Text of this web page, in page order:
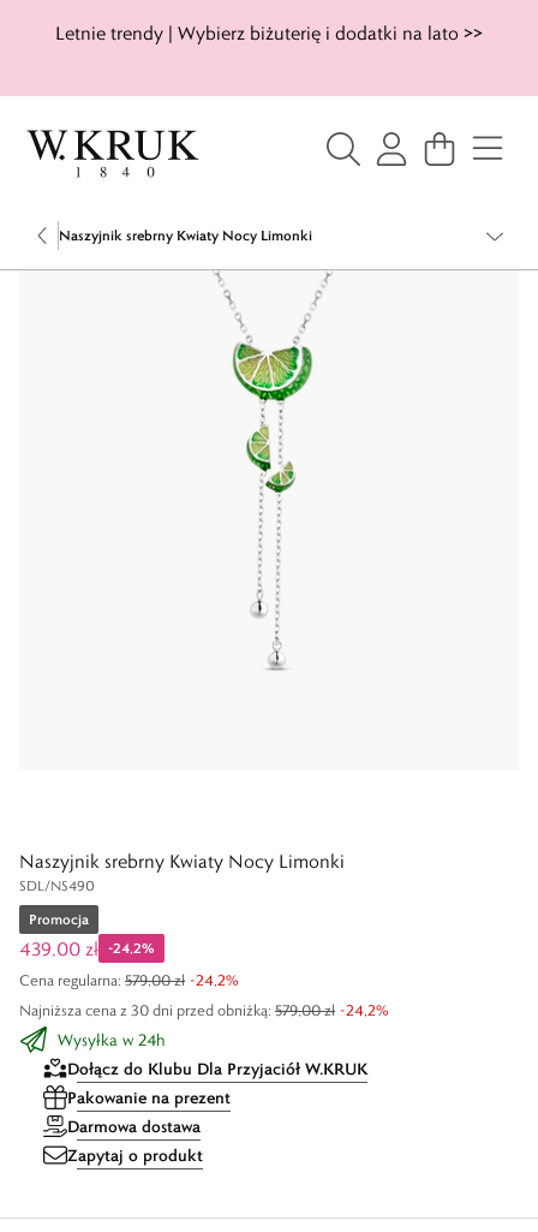
Letnie trendy | Wybierz biżuterię i dodatki na lato >>
Naszyjnik srebrny Kwiaty Nocy Limonki
Naszyjnik srebrny Kwiaty Nocy Limonki
SDL/NS490
Promocja
439,00 zł -24,2%
Najniższa cena z 30 dni przed obniżką: 579,00 zł -24,2%
Cena regularna: 579,00 zł -24,2%
Wysyłka w 24h
Dołącz do Klubu Dla Przyjaciół W.KRUK
Pakowanie na prezent
Darmowa dostawa
Zapytaj o produkt